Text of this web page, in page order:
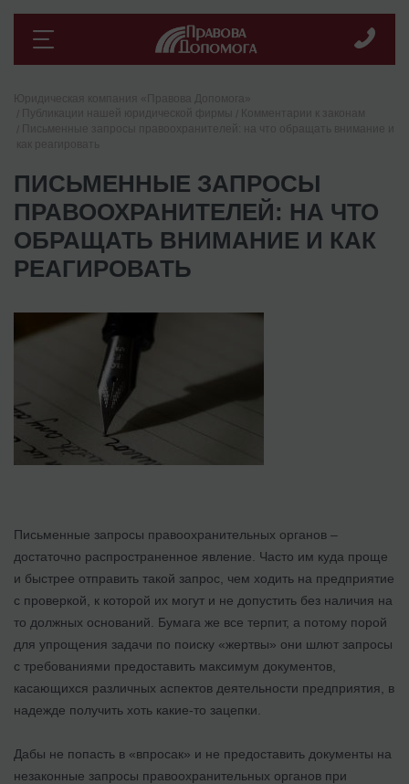
ПИСЬМЕННЫЕ ЗАПРОСЫ
ПРАВООХРАНИТЕЛЕЙ: НА ЧТО
ОБРАЩАТЬ ВНИМАНИЕ И КАК
РЕАГИРОВАТЬ
Письменные запросы правоохранительных органов –
достаточно распространенное явление. Часто им куда проще
и быстрее отправить такой запрос, чем ходить на предприятие
с проверкой, к которой их могут и не допустить без наличия на
то должных оснований. Бумага же все терпит, а потому порой
для упрощения задачи по поиску «жертвы» они шлют запросы
с требованиями предоставить максимум документов,
касающихся различных аспектов деятельности предприятия, в
надежде получить хоть какие-то зацепки.
Дабы не попасть в «впросак» и не предоставить документы на
незаконные запросы правоохранительных органов при